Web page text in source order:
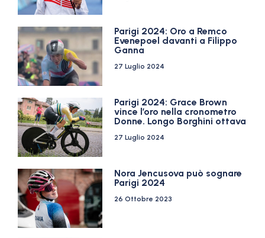
Parigi 2024: Oro a Remco
Evenepoel davanti a Filippo
Ganna
27 Luglio 2024
Parigi 2024: Grace Brown
vince l’oro nella cronometro
Donne. Longo Borghini ottava
27 Luglio 2024
Nora Jencusova può sognare
Parigi 2024
26 Ottobre 2023